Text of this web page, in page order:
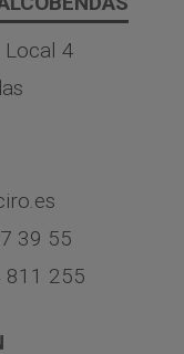
Local 4
39 55
811 255